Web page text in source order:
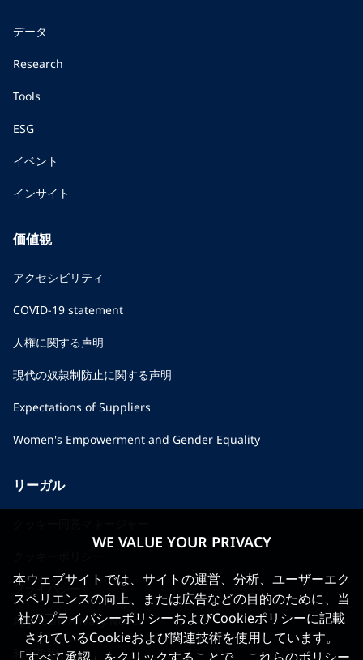
データ
Research
Tools
ESG
イベント
インサイト
価値観
アクセシビリティ
COVID-19 statement
人権に関する声明
現代の奴隷制防止に関する声明
Expectations of Suppliers
Women's Empowerment and Gender Equality
リーガル
プライバシー
Applicant Privacy Notice
利用規約
WE VALUE YOUR PRIVACY
本ウェブサイトでは、サイトの運営、分析、ユーザーエク
スペリエンスの向上、または広告などの目的のために、当
社のプライバシーポリシーおよびCookieポリシーに記載
されているCookieおよび関連技術を使用しています。